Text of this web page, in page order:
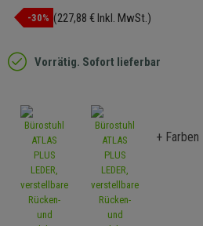
-30% (227,88 € Inkl. MwSt.)
Vorrätig. Sofort lieferbar
+ Farben